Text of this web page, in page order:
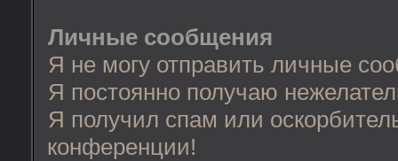
Личные сообщения
Я не могу отправить личные
Я постоянно получаю
Я получил спам или
конференции!